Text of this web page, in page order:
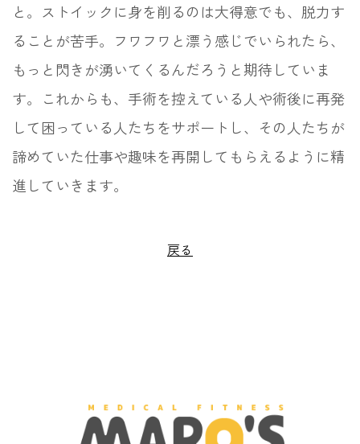
と。ストイックに身を削るのは大得意でも、脱力す
ることが苦手。フワフワと漂う感じでいられたら、
もっと閃きが湧いてくるんだろうと期待していま
す。これからも、手術を控えている人や術後に再発
して困っている人たちをサポートし、その人たちが
諦めていた仕事や趣味を再開してもらえるように精
進していきます。
戻る